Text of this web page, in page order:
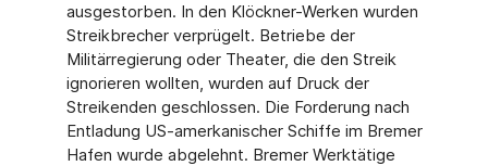
ausgestorben. In den Klöckner-Werken wurden
Streikbrecher verprügelt. Betriebe der
Militärregierung oder Theater, die den Streik
ignorieren wollten, wurden auf Druck der
Streikenden geschlossen. Die Forderung nach
Entladung US-amerkanischer Schiffe im Bre­mer
Hafen wurde abgelehnt. Bremer Werktätige